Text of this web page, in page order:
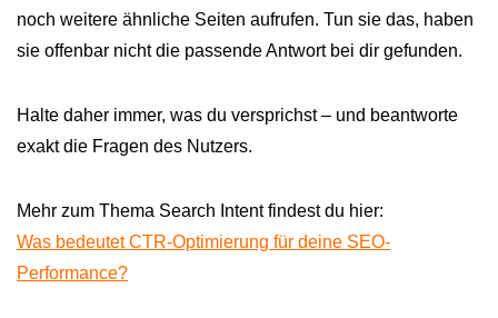
noch weitere ähnliche Seiten aufrufen. Tun sie das, haben
sie offenbar nicht die passende Antwort bei dir gefunden.
Halte daher immer, was du versprichst – und beantworte
exakt die Fragen des Nutzers.
Mehr zum Thema Search Intent findest du hier:
Was bedeutet CTR-Optimierung für deine SEO-
Performance?